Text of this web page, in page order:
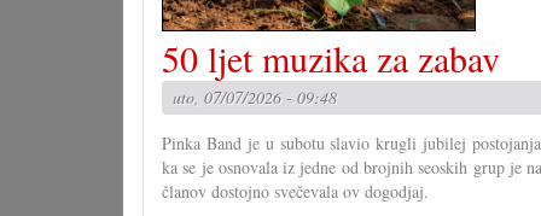
50 ljet muzika za zabav
uto, 07/07/2026 - 09:48
Pinka Band je u subotu slavio krugli jubilej
ka se je osnovala iz jedne od brojnih seoskih grup je
članov dostojno svečevala ov dogodjaj.